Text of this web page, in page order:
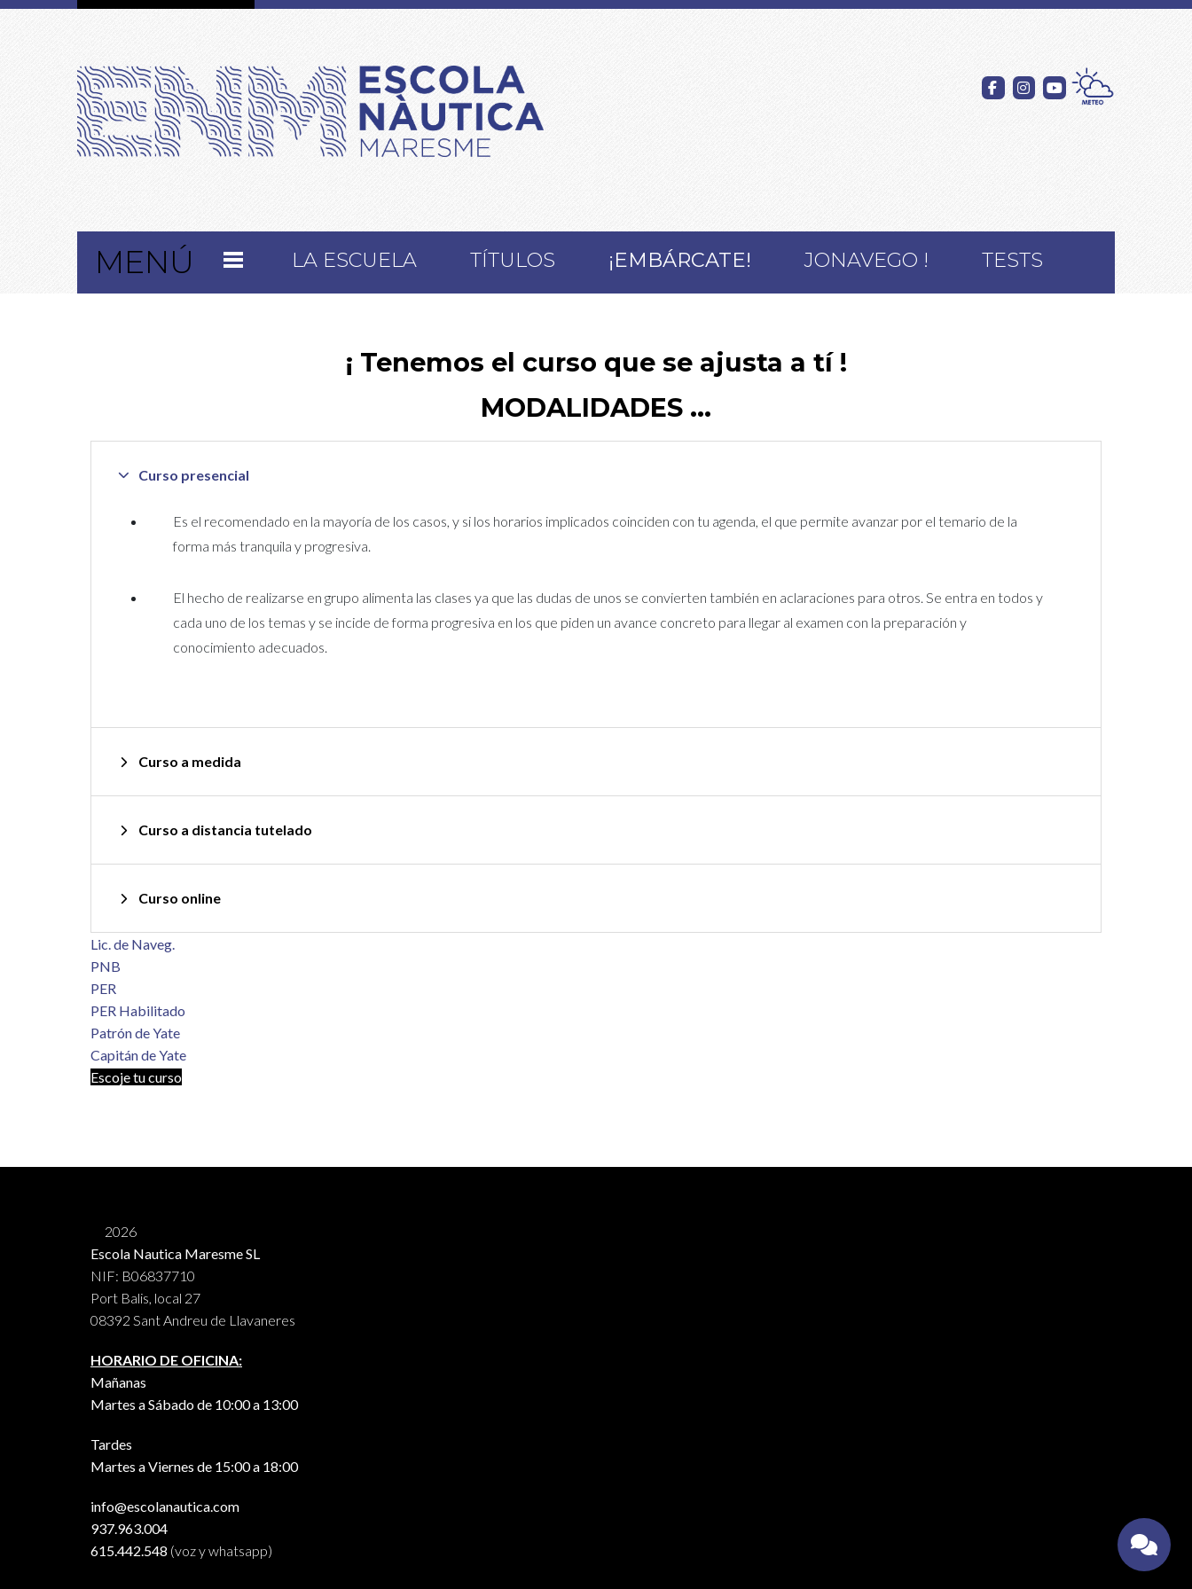
MENÚ LA ESCUELA TÍTULOS ¡EMBÁRCATE! JONAVEGO ! TESTS
¡ Tenemos el curso que se ajusta a tí !
MODALIDADES ...
Curso presencial
Es el recomendado en la mayoría de los casos, y si los horarios implicados coinciden con tu agenda, el que permite avanzar por el temario de la
forma más tranquila y progresiva.
El hecho de realizarse en grupo alimenta las clases ya que las dudas de unos se convierten también en aclaraciones para otros. Se entra en todos y
cada uno de los temas y se incide de forma progresiva en los que piden un avance concreto para llegar al examen con la preparación y
conocimiento adecuados.
Curso a medida
Curso a distancia tutelado
Curso online
Lic. de Naveg.
PNB
PER
PER Habilitado
Patrón de Yate
Capitán de Yate
Escoje tu curso
2026
Escola Nautica Maresme SL
NIF: B06837710
Port Balis, local 27
08392 Sant Andreu de Llavaneres
HORARIO DE OFICINA:
Mañanas
Martes a Sábado de 10:00 a 13:00
Tardes
Martes a Viernes de 15:00 a 18:00
info@escolanautica.com
937.963.004
615.442.548 (voz y whatsapp)